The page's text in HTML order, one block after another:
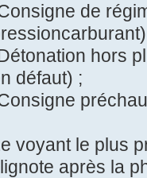
de
hors
défaut) ;
voyant le plus
après la